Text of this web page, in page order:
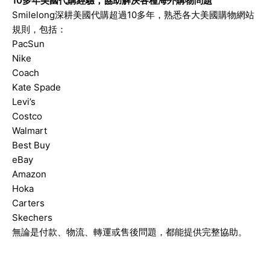
Smilelong深耕美國代購超過10多年，熟悉各大美國購物網站
規則，包括：
PacSun
Nike
Coach
Kate Spade
Levi’s
Costco
Walmart
Best Buy
eBay
Amazon
Hoka
Carters
Skechers
無論是付款、物流、轉運或售後問題，都能提供完整協助。